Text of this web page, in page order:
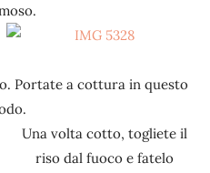
Portate a cottura in questo
Una volta cotto, togliete il
riso dal fuoco e fatelo